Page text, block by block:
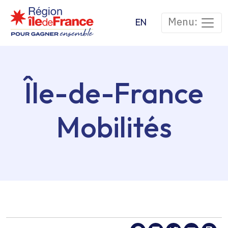
Skip to main content
EN Menu:
Île-de-France
Mobilités